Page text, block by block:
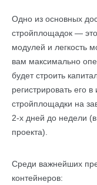
Одно из основных
стройплощадок —
модулей и легкость
вам максимально
будет строить
регистрировать его
стройплощадки на
2-х дней до недели (в
проекта).
Среди важнейших
контейнеров: